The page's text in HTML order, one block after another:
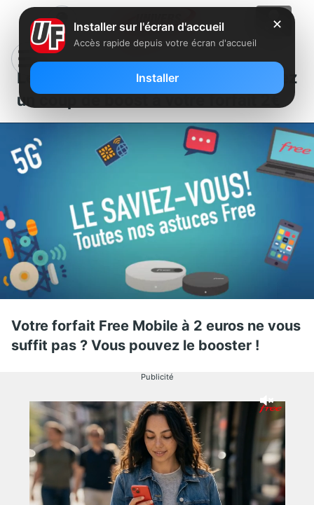
Les astuces Free en vidéo : donnez
un coup de boost à votre forfait 2€
Votre forfait Free Mobile à 2 euros ne vous
suffit pas ? Vous pouvez le booster !
Publicité
✕
Installer sur l'écran d'accueil
Accès rapide depuis votre écran d'accueil
Installer